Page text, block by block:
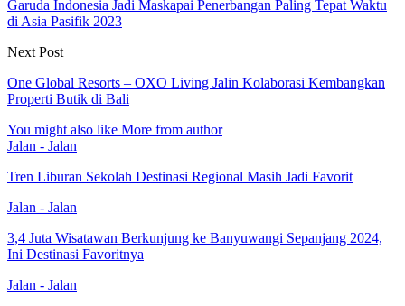
Garuda Indonesia Jadi Maskapai Penerbangan Paling Tepat Waktu
di Asia Pasifik 2023
Next Post
One Global Resorts – OXO Living Jalin Kolaborasi Kembangkan
Properti Butik di Bali
You might also like More from author
Jalan - Jalan
Tren Liburan Sekolah Destinasi Regional Masih Jadi Favorit
Jalan - Jalan
3,4 Juta Wisatawan Berkunjung ke Banyuwangi Sepanjang 2024,
Ini Destinasi Favoritnya
Jalan - Jalan